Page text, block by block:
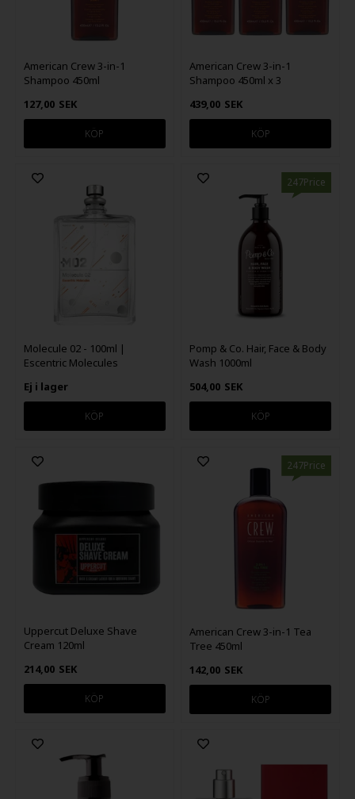
American Crew 3-in-1
Shampoo 450ml
127,00 SEK
American Crew 3-in-1
Shampoo 450ml x 3
439,00 SEK
Molecule 02 - 100ml |
Escentric Molecules
Ej i lager
247Price
Pomp & Co. Hair, Face & Body
Wash 1000ml
504,00 SEK
Uppercut Deluxe Shave
Cream 120ml
214,00 SEK
247Price
American Crew 3-in-1 Tea
Tree 450ml
142,00 SEK